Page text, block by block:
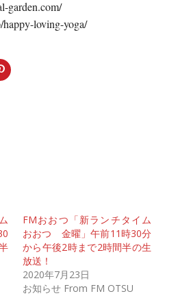
garden.com/
happy-loving-yoga/
FMおおつ「新ランチタイム
おおつ 金曜」午前11時30分
から午後2時まで2時間半の生
放送！
2020年7月23日
お知らせ From FM OTSU